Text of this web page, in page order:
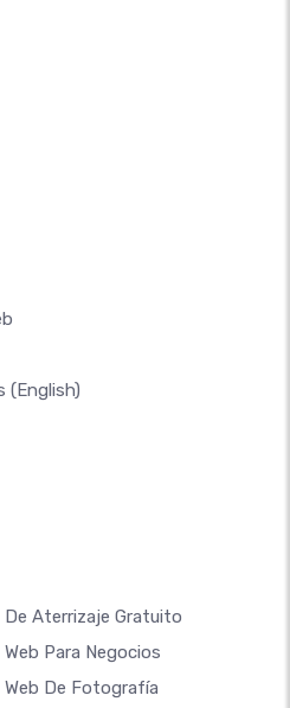
(English)
Aterrizaje Gratuito
Para Negocios
De Fotografía